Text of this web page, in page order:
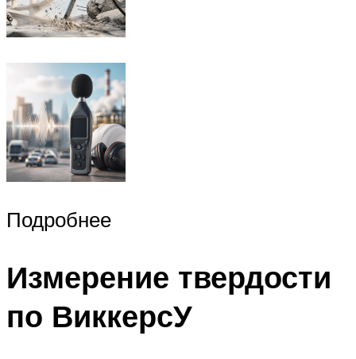
Подробнее
Измерение твердости
по ВиккерсУ